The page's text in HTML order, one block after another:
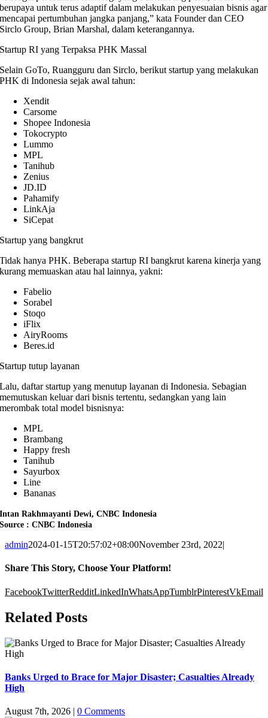
berupaya untuk terus adaptif dalam melakukan penyesuaian bisnis agar
mencapai pertumbuhan jangka panjang,” kata Founder dan CEO
Sirclo Group, Brian Marshal, dalam keterangannya.
Startup RI yang Terpaksa PHK Massal
Selain GoTo, Ruangguru dan Sirclo, berikut startup yang melakukan
PHK di Indonesia sejak awal tahun:
Xendit
Carsome
Shopee Indonesia
Tokocrypto
Lummo
MPL
Tanihub
Zenius
JD.ID
Pahamify
LinkAja
SiCepat
Startup yang bangkrut
Tidak hanya PHK. Beberapa startup RI bangkrut karena kinerja yang
kurang memuaskan atau hal lainnya, yakni:
Fabelio
Sorabel
Stoqo
iFlix
AiryRooms
Beres.id
Startup tutup layanan
Lalu, daftar startup yang menutup layanan di Indonesia. Sebagian
memutuskan keluar dari bisnis tertentu, sedangkan yang lain
merombak total model bisnisnya:
MPL
Brambang
Happy fresh
Tanihub
Sayurbox
Line
Bananas
Intan Rakhmayanti Dewi, CNBC Indonesia
Source : CNBC Indonesia
admin2024-01-15T20:57:02+08:00November 23rd, 2022|
Share This Story, Choose Your Platform!
FacebookTwitterRedditLinkedInWhatsAppTumblrPinterestVkEmail
Related Posts
Banks Urged to Brace for Major Disaster; Casualties Already
High
August 7th, 2026 | 0 Comments